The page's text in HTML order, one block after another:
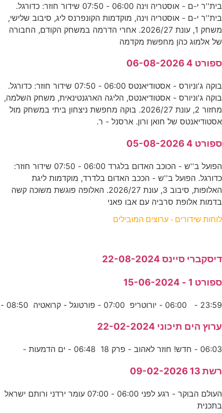
בית''ר י-ם - אוסטריה וינה 06:00 - 07:50 שידור חוזר: כדורגל.
בית''ר י-ם - אוסטריה וינה, מוקדמות הקונפרנס ליג, סיבוב שלישי,
משחק 1, עונת 2026/27. אחרי הדרמה במשחק הקודם, החבורה
של אלמוג כהן מחפשת מקדמה
ספורט 4 06-08-2026
בוקה ג'וניורס - אסטודיאנטס 06:00 - 07:50 שידור חוזר: כדורגל.
בוקה ג'וניורס - אסטודיאנטס, הליגה הארגנטינאית, משחק השלמה,
מחזור 2, עונת 2026/27. בוקה מחפשת ניצחון ביתי במשחק מול
אסטודיאנטס של חואן ורון. ארסנל - ר.
ספורט 4 05-08-2026
הפועל ב''ש - הכוכב האדום בלגרד 06:00 - 07:50 שידור חוזר:
כדורגל. הפועל ב''ש - הככב האדום בלדרד, מוקדמות ליגת
האלופות, סיבוב 3, עונת 2026/27. האלופה פוגשת משוכה קשה
בדמות אלופת סרביה עם אבו פאני
לוחות שידורים - ערוצים המובילים
דיסקברי סיינס 22-08-2024
ספורט 1 - 15-06-2024
23:59 - 06:00 - יורוטריפ 07:00 - פורטוגל - קרואטיה 08:50 -
ערוץ הים תיכוני 22-02-2024
06:03 - חדש! חוזר לאהוב - פרק 18 06:48 - ים הדמעות -
רשת 13 09-02-2026
העולם הבוקר - רגע לפני 06:00 - 07:00 עומר ירדני ורותם ישראל
בתכנית